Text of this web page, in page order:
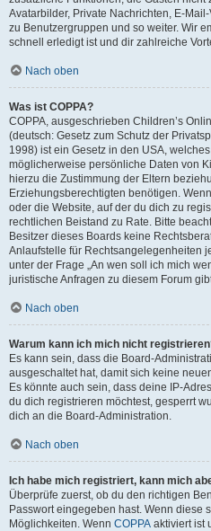
Avatarbilder, Private Nachrichten, E-
zu Benutzergruppen und so weiter. Wir
schnell erledigt ist und dir zahlreiche
Nach oben
Was ist COPPA?
COPPA, ausgeschrieben Children’s
(deutsch: Gesetz zum Schutz der
1998) ist ein Gesetz in den USA,
möglicherweise persönliche Daten von
hierzu die Zustimmung der Eltern
Erziehungsberechtigten benötigen.
oder die Website, auf der du dich zu
rechtlichen Beistand zu Rate. Bitte
Besitzer dieses Boards keine
Anlaufstelle für Rechtsangelegenheiten
unter der Frage „An wen soll ich mich
juristische Anfragen zu diesem Forum
Nach oben
Warum kann ich mich nicht
Es kann sein, dass die Board-
ausgeschaltet hat, damit sich keine
Es könnte auch sein, dass deine IP-
du dich registrieren möchtest, gesperrt
dich an die Board-Administration.
Nach oben
Ich habe mich registriert, kann mich
Überprüfe zuerst, ob du den richtigen
Passwort eingegeben hast. Wenn diese
Möglichkeiten. Wenn COPPA aktiviert ist